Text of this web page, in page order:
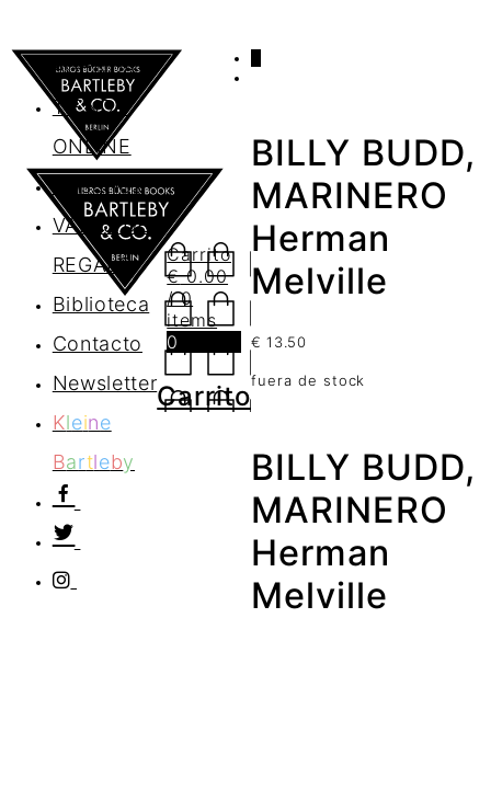
AGENDA
TIENDA
ONLINE
Nosotros
VALES DE
REGALO
Biblioteca
Contacto
Newsletter
Kleine
Bartleby
Carrito
€0.00
/ 0
items
0
Carrito
BILLY BUDD,
MARINERO
Herman
Melville
€ 13.50
fuera de stock
BILLY BUDD,
MARINERO
Herman
Melville